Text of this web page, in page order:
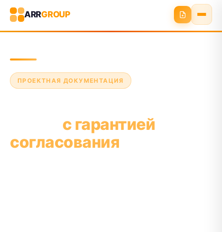
ARRGROUP
ПРОЕКТНАЯ ДОКУМЕНТАЦИЯ
с гарантией
согласования